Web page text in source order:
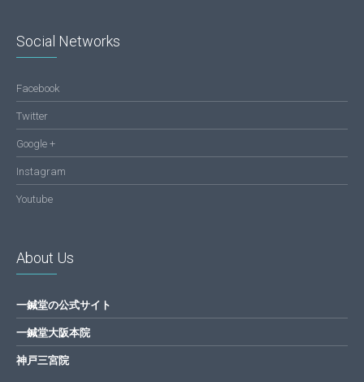
Social Networks
Facebook
Twitter
Google +
Instagram
Youtube
About Us
一鍼堂の公式サイト
一鍼堂大阪本院
神戸三宮院